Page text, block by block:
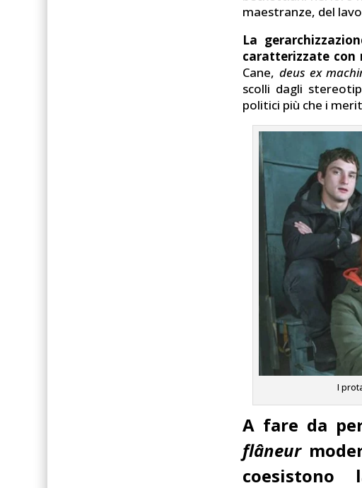
maestranze, del
La
caratterizzate con
Cane, deus ex
scolli dagli
politici più che i
I
A fare da
flâneur